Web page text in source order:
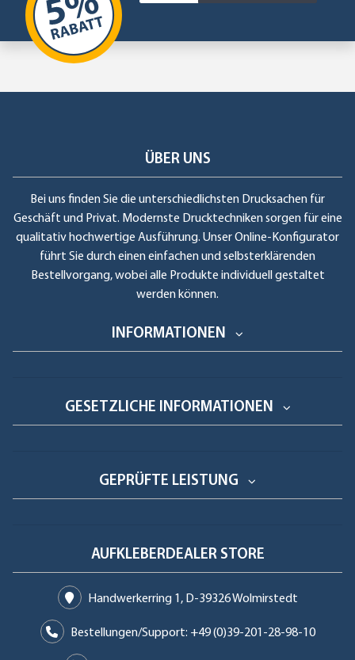
ÜBER UNS
Bei uns finden Sie die unterschiedlichsten Drucksachen für
Geschäft und Privat. Modernste Drucktechniken sorgen für eine
qualitativ hochwertige Ausführung. Unser Online-Konfigurator
führt Sie durch einen einfachen und selbsterklärenden
Bestellvorgang, wobei alle Produkte individuell gestaltet
werden können.
INFORMATIONEN
GESETZLICHE INFORMATIONEN
GEPRÜFTE LEISTUNG
AUFKLEBERDEALER STORE
Handwerkerring 1, D-39326 Wolmirstedt
Bestellungen/Support: +49 (0)39-201-28-98-10